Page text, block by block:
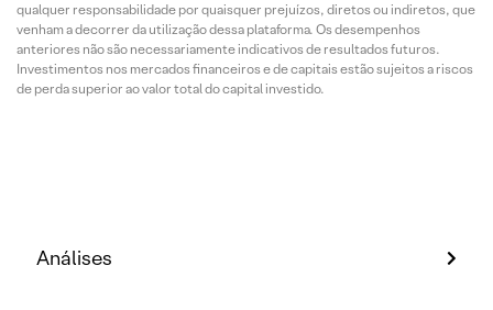
qualquer responsabilidade por quaisquer prejuízos, diretos ou indiretos, que
venham a decorrer da utilização dessa plataforma. Os desempenhos
anteriores não são necessariamente indicativos de resultados futuros.
Investimentos nos mercados financeiros e de capitais estão sujeitos a riscos
de perda superior ao valor total do capital investido.
Análises